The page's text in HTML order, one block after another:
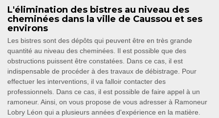
L'élimination des bistres au niveau des
cheminées dans la ville de Caussou et ses
environs
Les bistres sont des dépôts qui peuvent être en très grande
quantité au niveau des cheminées. Il est possible que des
obstructions puissent être constatées. Dans ce cas, il est
indispensable de procéder à des travaux de débistrage. Pour
effectuer les interventions, il va falloir contacter des
professionnels. Dans ce cas, il est possible de faire appel à un
ramoneur. Ainsi, on vous propose de vous adresser à Ramoneur
Lobry Léon qui a plusieurs années d'expérience en la matière.